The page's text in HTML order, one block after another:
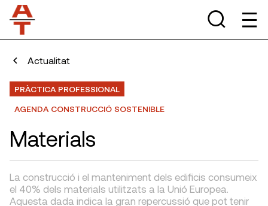
Actualitat
PRÀCTICA PROFESSIONAL
AGENDA CONSTRUCCIÓ SOSTENIBLE
Materials
La construcció i el manteniment dels edificis consumeix
el 40% dels materials utilitzats a la Unió Europea.
Aquesta dada indica la gran repercussió que pot tenir